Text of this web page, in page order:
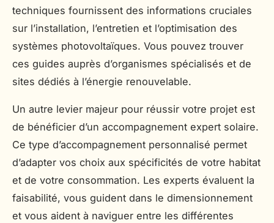
techniques fournissent des informations cruciales
sur l’installation, l’entretien et l’optimisation des
systèmes photovoltaïques. Vous pouvez trouver
ces guides auprès d’organismes spécialisés et de
sites dédiés à l’énergie renouvelable.
Un autre levier majeur pour réussir votre projet est
de bénéficier d’un accompagnement expert solaire.
Ce type d’accompagnement personnalisé permet
d’adapter vos choix aux spécificités de votre habitat
et de votre consommation. Les experts évaluent la
faisabilité, vous guident dans le dimensionnement
et vous aident à naviguer entre les différentes